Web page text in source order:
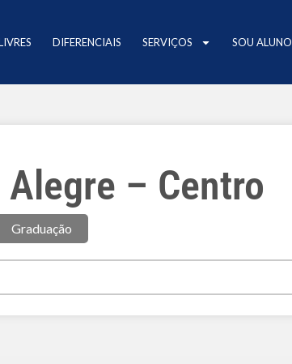
DIFERENCIAIS SERVIÇOS SOU ALUNO
– Centro
Graduação